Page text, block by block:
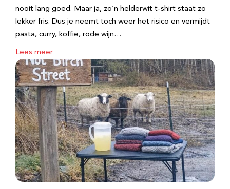
nooit lang goed. Maar ja, zo’n helderwit t-shirt staat zo
lekker fris. Dus je neemt toch weer het risico en vermijdt
pasta, curry, koffie, rode wijn…
Lees meer